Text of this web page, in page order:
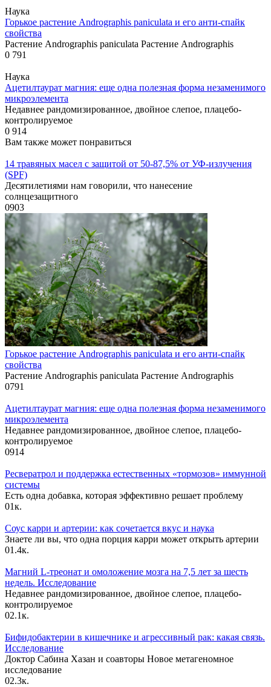
Наука
Горькое растение Andrographis paniculata и его анти-спайк
свойства
Растение Andrographis paniculata Растение Andrographis
0 791
Наука
Ацетилтаурат магния: еще одна полезная форма незаменимого
микроэлемента
Недавнее рандомизированное, двойное слепое, плацебо-
контролируемое
0 914
Вам также может понравиться
14 травяных масел с защитой от 50-87,5% от УФ-излучения
(SPF)
Десятилетиями нам говорили, что нанесение
солнцезащитного
0903
Горькое растение Andrographis paniculata и его анти-спайк
свойства
Растение Andrographis paniculata Растение Andrographis
0791
Ацетилтаурат магния: еще одна полезная форма незаменимого
микроэлемента
Недавнее рандомизированное, двойное слепое, плацебо-
контролируемое
0914
Ресвератрол и поддержка естественных «тормозов» иммунной
системы
Есть одна добавка, которая эффективно решает проблему
01к.
Соус карри и артерии: как сочетается вкус и наука
Знаете ли вы, что одна порция карри может открыть артерии
01.4к.
Магний L-треонат и омоложение мозга на 7,5 лет за шесть
недель. Исследование
Недавнее рандомизированное, двойное слепое, плацебо-
контролируемое
02.1к.
Бифидобактерии в кишечнике и агрессивный рак: какая связь.
Исследование
Доктор Сабина Хазан и соавторы Новое метагеномное
исследование
02.3к.